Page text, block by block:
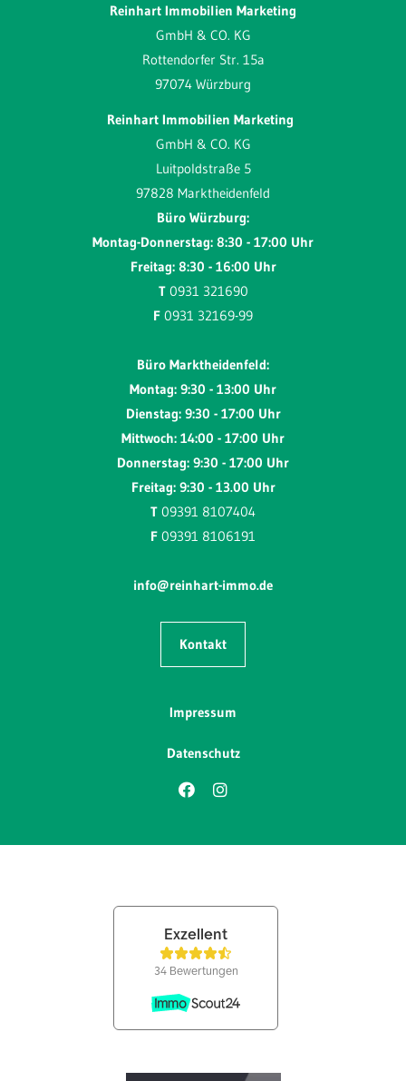
Reinhart Immobilien Marketing
GmbH & CO. KG
Rottendorfer Str. 15a
97074 Würzburg
Reinhart Immobilien Marketing
GmbH & CO. KG
Luitpoldstraße 5
97828 Marktheidenfeld
Büro Würzburg:
Montag-Donnerstag: 8:30 - 17:00 Uhr
Freitag: 8:30 - 16:00 Uhr
T 0931 321690
F 0931 32169-99
Büro Marktheidenfeld:
Montag: 9:30 - 13:00 Uhr
Dienstag: 9:30 - 17:00 Uhr
Mittwoch: 14:00 - 17:00 Uhr
Donnerstag: 9:30 - 17:00 Uhr
Freitag: 9:30 - 13.00 Uhr
T 09391 8107404
F 09391 8106191
info@reinhart-immo.de
Kontakt
Impressum
Datenschutz